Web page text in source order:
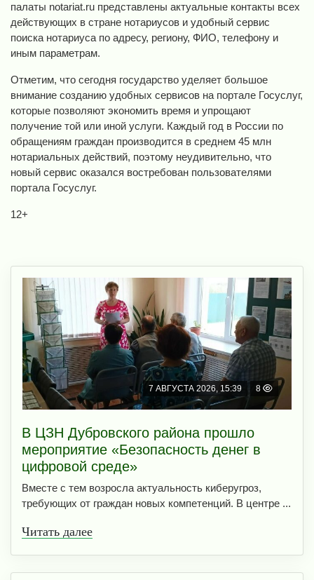
палаты notariat.ru представлены актуальные контакты всех
действующих в стране нотариусов и удобный сервис
поиска нотариуса по адресу, региону, ФИО, телефону и
иным параметрам.
Отметим, что сегодня государство уделяет большое
внимание созданию удобных сервисов на портале Госуслуг,
которые позволяют экономить время и упрощают
получение той или иной услуги. Каждый год в России по
обращениям граждан производится в среднем 45 млн
нотариальных действий, поэтому неудивительно, что
новый сервис оказался востребован пользователями
портала Госуслуг.
12+
7 АВГУСТА 2026, 15:39 8
В ЦЗН Дубровского района прошло
мероприятие «Безопасность денег в
цифровой среде»
Вместе с тем возросла актуальность киберугроз,
требующих от граждан новых компетенций. В центре ...
Читать далее